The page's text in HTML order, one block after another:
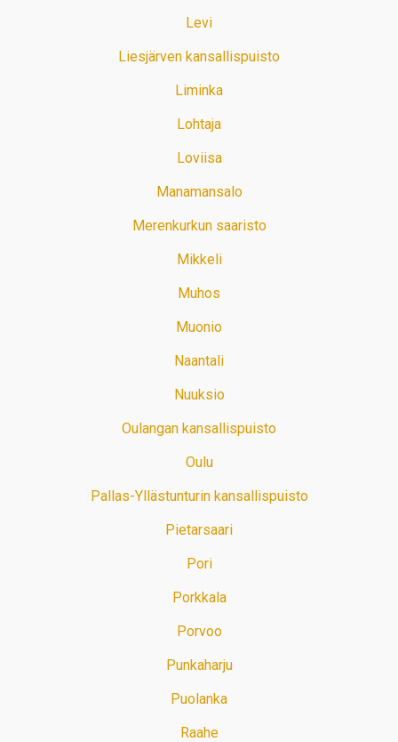
Levi
Liesjärven kansallispuisto
Liminka
Lohtaja
Loviisa
Manamansalo
Merenkurkun saaristo
Mikkeli
Muhos
Muonio
Naantali
Nuuksio
Oulangan kansallispuisto
Oulu
Pallas-Yllästunturin kansallispuisto
Pietarsaari
Pori
Porkkala
Porvoo
Punkaharju
Puolanka
Raahe